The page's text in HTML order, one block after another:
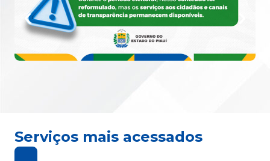
Serviços mais acessados